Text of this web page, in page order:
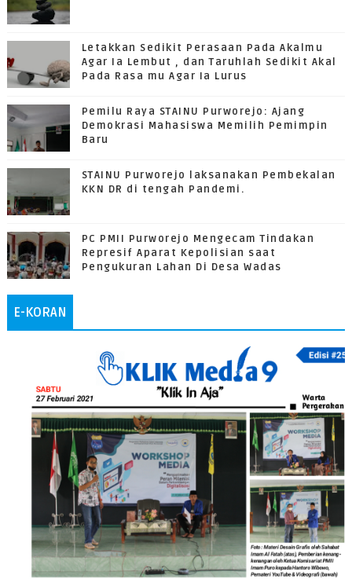
Letakkan Sedikit Perasaan Pada Akalmu
Agar Ia Lembut , dan Taruhlah Sedikit Akal
Pada Rasa mu Agar Ia Lurus
Pemilu Raya STAINU Purworejo: Ajang
Demokrasi Mahasiswa Memilih Pemimpin
Baru
STAINU Purworejo laksanakan Pembekalan
KKN DR di tengah Pandemi.
PC PMII Purworejo Mengecam Tindakan
Represif Aparat Kepolisian saat
Pengukuran Lahan Di Desa Wadas
E-KORAN